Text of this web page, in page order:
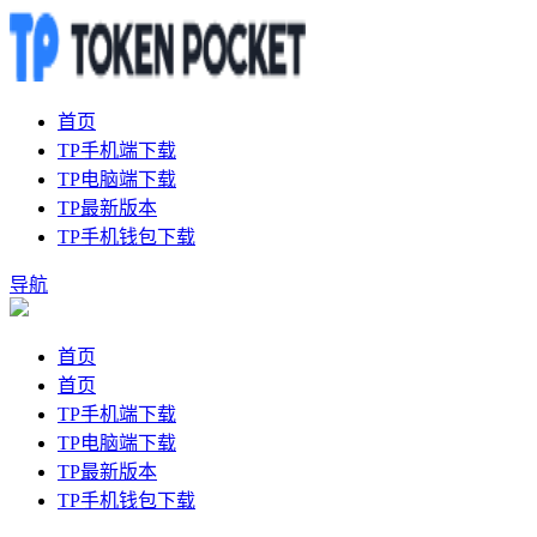
首页
TP手机端下载
TP电脑端下载
TP最新版本
TP手机钱包下载
导航
首页
首页
TP手机端下载
TP电脑端下载
TP最新版本
TP手机钱包下载